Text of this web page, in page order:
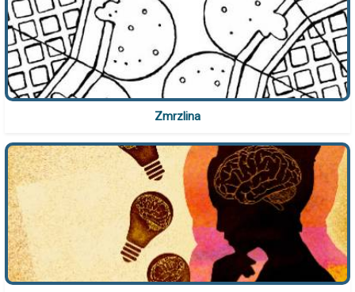
Zmrzlina